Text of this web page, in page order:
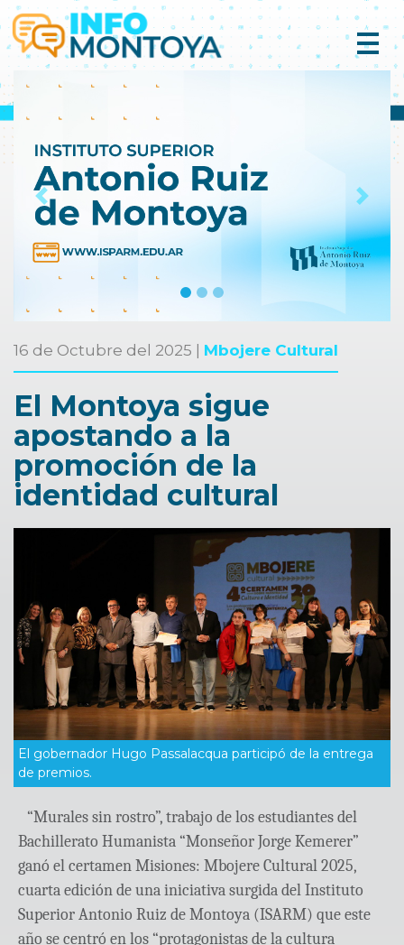
Previous Next
16 de Octubre del 2025 | Mbojere Cultural
El Montoya sigue
apostando a la
promoción de la
identidad cultural
El gobernador Hugo Passalacqua participó de la entrega
de premios.
“Murales sin rostro”, trabajo de los estudiantes del
Bachillerato Humanista “Monseñor Jorge Kemerer”
ganó el certamen Misiones: Mbojere Cultural 2025,
cuarta edición de una iniciativa surgida del Instituto
Superior Antonio Ruiz de Montoya (ISARM) que este
año se centró en los “protagonistas de la cultura